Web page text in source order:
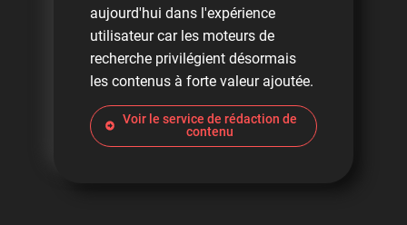
aujourd'hui dans l'expérience
utilisateur car les moteurs de
recherche privilégient désormais
les contenus à forte valeur ajoutée.
Voir le service de rédaction de
contenu